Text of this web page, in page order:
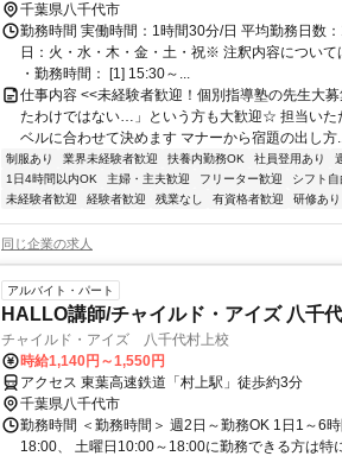
千葉県八千代市
勤務時間 実働時間：1時間30分/日 平均勤務日数
日：火・水・木・金・土・祝※ 注釈内容について
・勤務時間： [1] 15:30～...
仕事内容 <<未経験者歓迎！個別指導塾の先生大
たわけではない…」という方も大歓迎☆ 担当いた
ベルに合わせて決めます マナーから宿題の出し方
制服あり 業界未経験者歓迎 扶養内勤務OK 社員登用あり
1日4時間以内OK
主婦・主夫歓迎 フリーター歓迎 シフト自
未経験者歓迎
経験者歓迎 残業なし 有資格者歓迎 研修あり
同じ企業の求人
アルバイト・パート
HALLO講師/チャイルド・アイズ 八千
チャイルド・アイズ 八千代村上校
時給1,140円～1,550円
アクセス 東葉高速鉄道「村上駅」徒歩約3分
千葉県八千代市
勤務時間 ＜勤務時間＞ 週2日～勤務OK 1日1～6
18:00、 土曜日10:00～18:00に勤務できる方は特